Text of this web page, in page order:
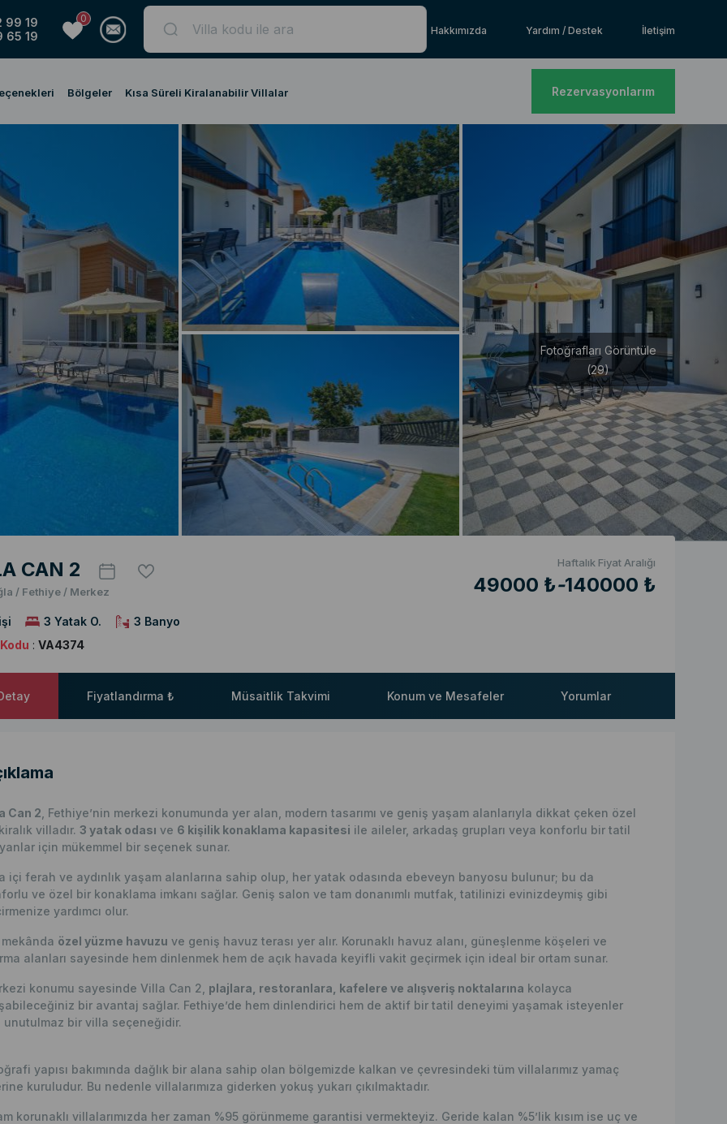
99 19
65 19
0
Hakkımızda
Yardım / Destek İletişim
Bölgeler Kısa Süreli Kiralanabilir Villalar Rezervasyonlarım
Fotoğrafları Görüntüle
(29)
CAN 2
/ Fethiye / Merkez
Haftalık Fiyat Aralığı
49000 ₺-140000 ₺
3 Yatak O.
3 Banyo
: VA4374
Fiyatlandırma ₺ Müsaitlik Takvimi Konum ve Mesafeler Yorumlar
Can 2 , Fethiye’nin merkezi konumunda yer alan, modern tasarımı ve geniş yaşam alanlarıyla dikkat çeken özel
villadır. 3 yatak odası ve 6 kişilik konaklama kapasitesi ile aileler, arkadaş grupları veya konforlu bir tatil
için mükemmel bir seçenek sunar.
içi ferah ve aydınlık yaşam alanlarına sahip olup, her yatak odasında ebeveyn banyosu bulunur; bu da
ve özel bir konaklama imkanı sağlar. Geniş salon ve tam donanımlı mutfak, tatilinizi evinizdeymiş gibi
yardımcı olur.
mekânda özel yüzme havuzu ve geniş havuz terası yer alır. Korunaklı havuz alanı, güneşlenme köşeleri ve
alanları sayesinde hem dinlenmek hem de açık havada keyifli vakit geçirmek için ideal bir ortam sunar.
konumu sayesinde Villa Can 2, plajlara, restoranlara, kafelere ve alışveriş noktalarına kolayca
bir avantaj sağlar. Fethiye’de hem dinlendirici hem de aktif bir tatil deneyimi yaşamak isteyenler
unutulmaz bir villa seçeneğidir.
yapısı bakımında dağlık bir alana sahip olan bölgemizde kalkan ve çevresindeki tüm villalarımız yamaç
kuruludur. Bu nedenle villalarımıza giderken yokuş yukarı çıkılmaktadır.
korunaklı villalarımızda her zaman %95 görünmeme garantisi vermekteyiz. Geride kalan %5’lik kısım ise uç ve